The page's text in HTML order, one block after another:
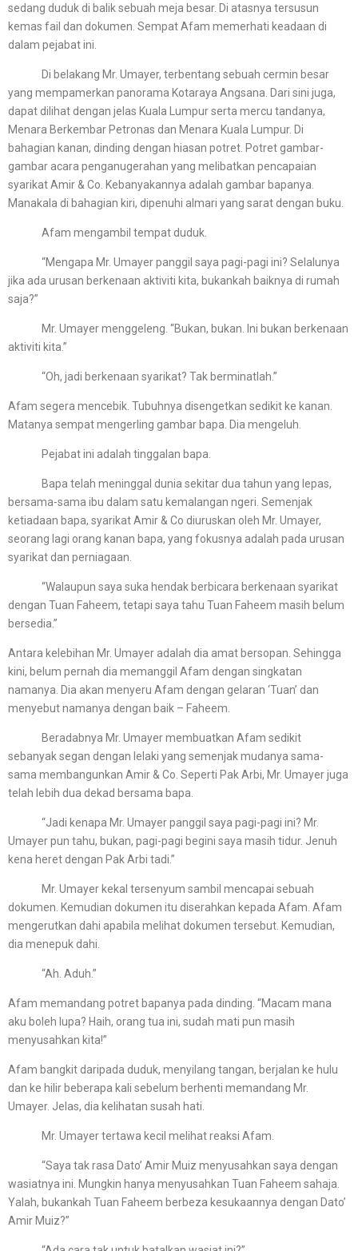
sedang duduk di balik sebuah meja besar. Di atasnya tersusun
kemas fail dan dokumen. Sempat Afam memerhati keadaan di
dalam pejabat ini.
Di belakang Mr. Umayer, terbentang sebuah cermin besar
yang mempamerkan panorama Kotaraya Angsana. Dari sini juga,
dapat dilihat dengan jelas Kuala Lumpur serta mercu tandanya,
Menara Berkembar Petronas dan Menara Kuala Lumpur. Di
bahagian kanan, dinding dengan hiasan potret. Potret gambar-
gambar acara penganugerahan yang melibatkan pencapaian
syarikat Amir & Co. Kebanyakannya adalah gambar bapanya.
Manakala di bahagian kiri, dipenuhi almari yang sarat dengan buku.
Afam mengambil tempat duduk.
“Mengapa Mr. Umayer panggil saya pagi-pagi ini? Selalunya
jika ada urusan berkenaan aktiviti kita, bukankah baiknya di rumah
saja?”
Mr. Umayer menggeleng. “Bukan, bukan. Ini bukan berkenaan
aktiviti kita.”
“Oh, jadi berkenaan syarikat? Tak berminatlah.”
Afam segera mencebik. Tubuhnya disengetkan sedikit ke kanan.
Matanya sempat mengerling gambar bapa. Dia mengeluh.
Pejabat ini adalah tinggalan bapa.
Bapa telah meninggal dunia sekitar dua tahun yang lepas,
bersama-sama ibu dalam satu kemalangan ngeri. Semenjak
ketiadaan bapa, syarikat Amir & Co diuruskan oleh Mr. Umayer,
seorang lagi orang kanan bapa, yang fokusnya adalah pada urusan
syarikat dan perniagaan.
“Walaupun saya suka hendak berbicara berkenaan syarikat
dengan Tuan Faheem, tetapi saya tahu Tuan Faheem masih belum
bersedia.”
Antara kelebihan Mr. Umayer adalah dia amat bersopan. Sehingga
kini, belum pernah dia memanggil Afam dengan singkatan
namanya. Dia akan menyeru Afam dengan gelaran ‘Tuan’ dan
menyebut namanya dengan baik – Faheem.
Beradabnya Mr. Umayer membuatkan Afam sedikit
sebanyak segan dengan lelaki yang semenjak mudanya sama-
sama membangunkan Amir & Co. Seperti Pak Arbi, Mr. Umayer juga
telah lebih dua dekad bersama bapa.
“Jadi kenapa Mr. Umayer panggil saya pagi-pagi ini? Mr.
Umayer pun tahu, bukan, pagi-pagi begini saya masih tidur. Jenuh
kena heret dengan Pak Arbi tadi.”
Mr. Umayer kekal tersenyum sambil mencapai sebuah
dokumen. Kemudian dokumen itu diserahkan kepada Afam. Afam
mengerutkan dahi apabila melihat dokumen tersebut. Kemudian,
dia menepuk dahi.
“Ah. Aduh.”
Afam memandang potret bapanya pada dinding. “Macam mana
aku boleh lupa? Haih, orang tua ini, sudah mati pun masih
menyusahkan kita!”
Afam bangkit daripada duduk, menyilang tangan, berjalan ke hulu
dan ke hilir beberapa kali sebelum berhenti memandang Mr.
Umayer. Jelas, dia kelihatan susah hati.
Mr. Umayer tertawa kecil melihat reaksi Afam.
“Saya tak rasa Dato’ Amir Muiz menyusahkan saya dengan
wasiatnya ini. Mungkin hanya menyusahkan Tuan Faheem sahaja.
Yalah, bukankah Tuan Faheem berbeza kesukaannya dengan Dato’
Amir Muiz?”